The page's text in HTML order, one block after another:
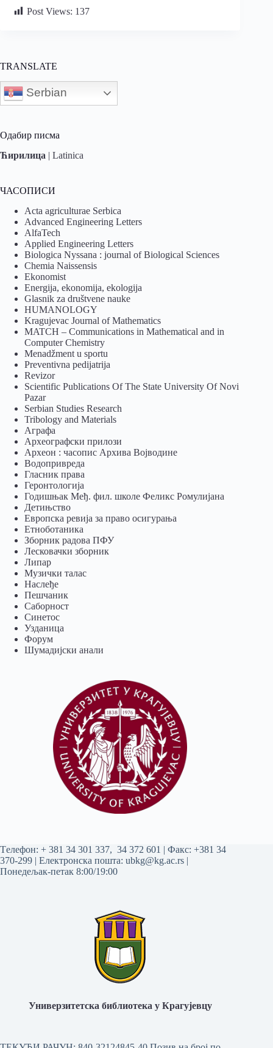
Post Views: 137
TRANSLATE
Serbian
Одабир писма
Ћирилица | Latinica
ЧАСОПИСИ
Acta agriculturae Serbica
Advanced Engineering Letters
AlfaTech
Applied Engineering Letters
Biologica Nyssana : journal of Biological Sciences
Chemia Naissensis
Ekonomist
Energija, ekonomija, ekologija
Glasnik za društvene nauke
HUMANOLOGY
Kragujevac Journal of Mathematics
MATCH – Communications in Mathematical and in
Computer Chemistry
Menadžment u sportu
Preventivna pedijatrija
Revizor
Scientific Publications Of The State University Of Novi
Pazar
Serbian Studies Research
Tribology and Materials
Аграфа
Археографски прилози
Археон : часопис Архива Војводине
Водопривреда
Гласник права
Геронтологија
Годишњак Међ. фил. школе Феликс Ромулијана
Детињство
Европска ревија за право осигурања
Eтноботаника
Зборник радова ПФУ
Лесковачки зборник
Липар
Музички талас
Наслеђе
Пешчаник
Саборност
Синетос
Узданица
Форум
Шумадијски анали
Tелефон: + 381 34 301 337, 34 372 601 | Факс: +381 34
370-299 | Електронска пошта: ubkg@kg.ac.rs |
Понедељак-петак 8:00/19:00
Универзитетска библиотека у Крагујевцу